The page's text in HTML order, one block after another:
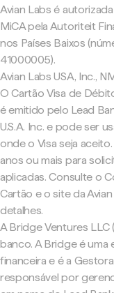
Avian Labs é
MiCA pela Autoriteit
nos Países Baixos
41000005).
Avian Labs USA, Inc.,
O Cartão Visa de
é emitido pelo Lead
U.S.A. Inc. e pode ser
onde o Visa seja
anos ou mais para
aplicadas. Consulte o
Cartão e o site da
detalhes.
A Bridge Ventures LLC
banco. A Bridge é
financeira e é a
responsável por